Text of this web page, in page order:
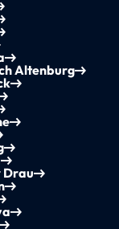
Altenburg
Drau